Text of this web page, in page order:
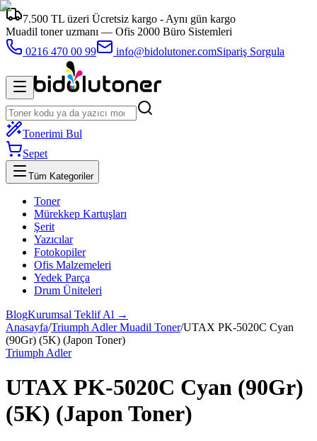
7.500 TL üzeri Ücretsiz kargo - Aynı gün kargo
Muadil toner uzmanı — Ofis 2000 Büro Sistemleri
0216 470 00 99
info@bidolutoner.comSipariş Sorgula
Tonerimi Bul
Sepet
Tüm Kategoriler
Toner
Mürekkep Kartuşları
Şerit
Yazıcılar
Fotokopiler
Ofis Malzemeleri
Yedek Parça
Drum Üniteleri
BlogKurumsal Teklif Al →
Anasayfa/Triumph Adler Muadil Toner/UTAX PK-5020C Cyan
(90Gr) (5K) (Japon Toner)
Triumph Adler
UTAX PK-5020C Cyan (90Gr)
(5K) (Japon Toner)